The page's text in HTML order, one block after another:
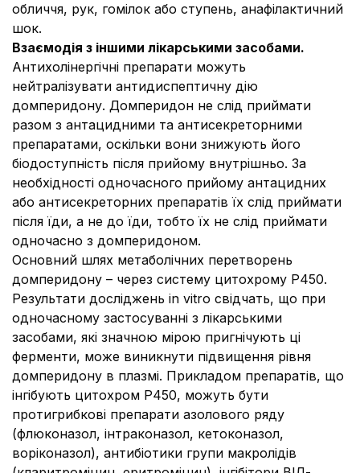
обличчя, рук, гомілок або ступень, анафілактичний
шок.
Взаємодія з іншими лікарськими засобами.
Антихолінергічні препарати можуть
нейтралізувати антидиспептичну дію
домперидону. Домперидон не слід приймати
разом з антацидними та антисекреторними
препаратами, оскільки вони знижують його
біодоступність після прийому внутрішньо. За
необхідності одночасного прийому антацидних
або антисекреторних препаратів їх слід приймати
після їди, а не до їди, тобто їх не слід приймати
одночасно з домперидоном.
Основний шлях метаболічних перетворень
домперидону – через систему цитохрому Р450.
Результати досліджень in vitro свідчать, що при
одночасному застосуванні з лікарськими
засобами, які значною мірою пригнічують ці
ферменти, може виникнути підвищення рівня
домперидону в плазмі. Прикладом препаратів, що
інгібують цитохром Р450, можуть бути
протигрибкові препарати азолового ряду
(флюконазол, інтраконазол, кетоконазол,
воріконазол), антибіотики групи макролідів